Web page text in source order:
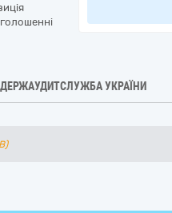
ДЕРЖАУДИТСЛУЖБА УКРАЇНИ